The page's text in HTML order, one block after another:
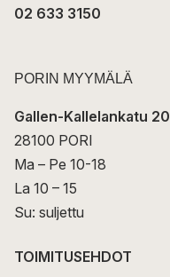
02 633 3150
PORIN MYYMÄLÄ
Gallen-Kallelankatu 20
28100 PORI
Ma – Pe 10-18
La 10 – 15
Su: suljettu
TOIMITUSEHDOT